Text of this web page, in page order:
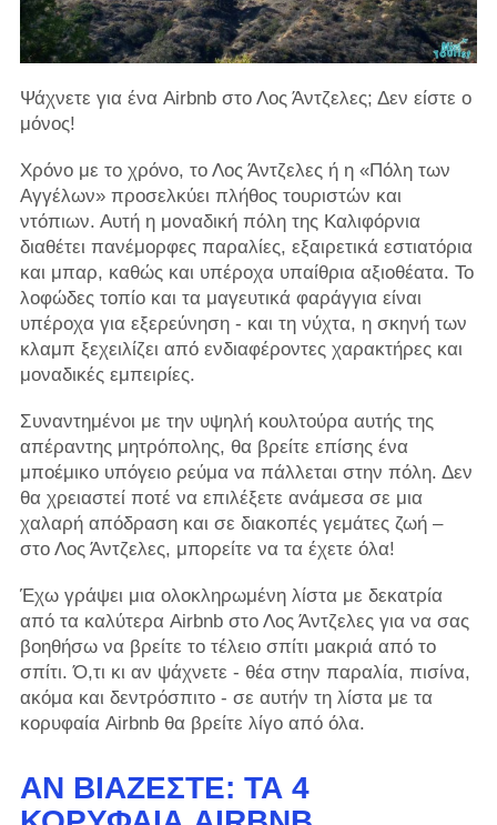
Ψάχνετε για ένα Airbnb στο Λος Άντζελες; Δεν είστε ο
μόνος!
Χρόνο με το χρόνο, το Λος Άντζελες ή η «Πόλη των
Αγγέλων» προσελκύει πλήθος τουριστών και
ντόπιων. Αυτή η μοναδική πόλη της Καλιφόρνια
διαθέτει πανέμορφες παραλίες, εξαιρετικά εστιατόρια
και μπαρ, καθώς και υπέροχα υπαίθρια αξιοθέατα. Το
λοφώδες τοπίο και τα μαγευτικά φαράγγια είναι
υπέροχα για εξερεύνηση - και τη νύχτα, η σκηνή των
κλαμπ ξεχειλίζει από ενδιαφέροντες χαρακτήρες και
μοναδικές εμπειρίες.
Συναντημένοι με την υψηλή κουλτούρα αυτής της
απέραντης μητρόπολης, θα βρείτε επίσης ένα
μποέμικο υπόγειο ρεύμα να πάλλεται στην πόλη. Δεν
θα χρειαστεί ποτέ να επιλέξετε ανάμεσα σε μια
χαλαρή απόδραση και σε διακοπές γεμάτες ζωή –
στο Λος Άντζελες, μπορείτε να τα έχετε όλα!
Έχω γράψει μια ολοκληρωμένη λίστα με δεκατρία
από τα καλύτερα Airbnb στο Λος Άντζελες για να σας
βοηθήσω να βρείτε το τέλειο σπίτι μακριά από το
σπίτι. Ό,τι κι αν ψάχνετε - θέα στην παραλία, πισίνα,
ακόμα και δεντρόσπιτο - σε αυτήν τη λίστα με τα
κορυφαία Airbnb θα βρείτε λίγο από όλα.
ΑΝ ΒΙΆΖΕΣΤΕ: ΤΑ 4